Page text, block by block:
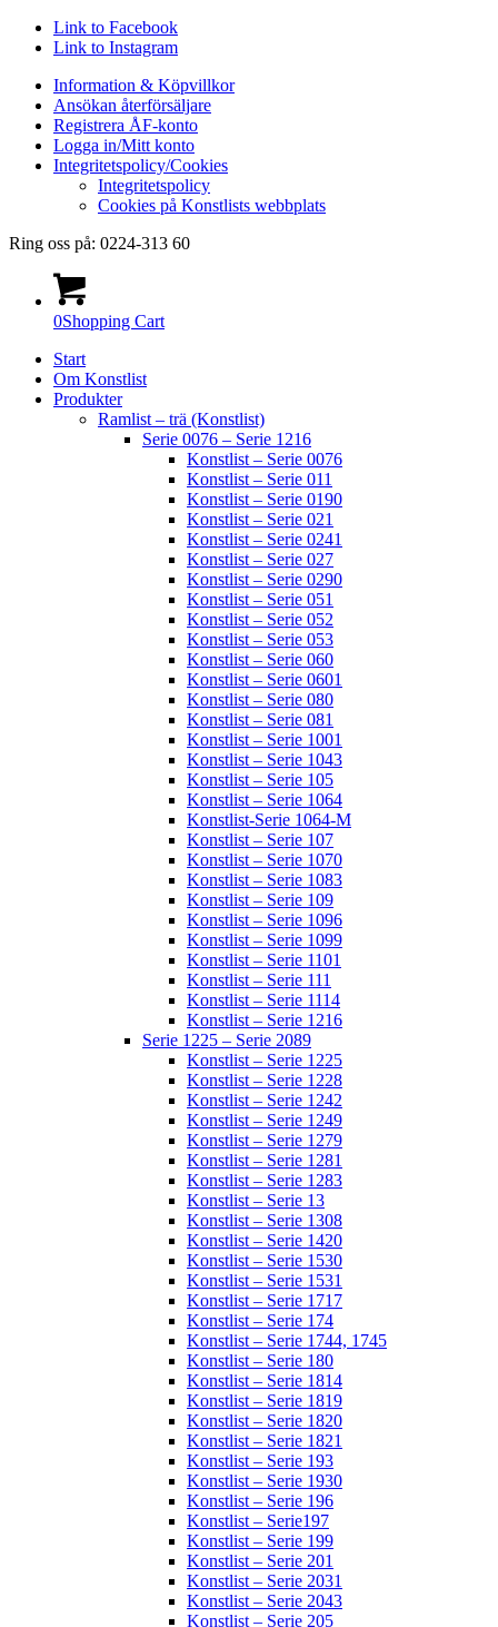
Link to Facebook
Link to Instagram
Information & Köpvillkor
Ansökan återförsäljare
Registrera ÅF-konto
Logga in/Mitt konto
Integritetspolicy/Cookies
Integritetspolicy
Cookies på Konstlists webbplats
Ring oss på: 0224-313 60
0Shopping Cart
Start
Om Konstlist
Produkter
Ramlist – trä (Konstlist)
Serie 0076 – Serie 1216
Konstlist – Serie 0076
Konstlist – Serie 011
Konstlist – Serie 0190
Konstlist – Serie 021
Konstlist – Serie 0241
Konstlist – Serie 027
Konstlist – Serie 0290
Konstlist – Serie 051
Konstlist – Serie 052
Konstlist – Serie 053
Konstlist – Serie 060
Konstlist – Serie 0601
Konstlist – Serie 080
Konstlist – Serie 081
Konstlist – Serie 1001
Konstlist – Serie 1043
Konstlist – Serie 105
Konstlist – Serie 1064
Konstlist-Serie 1064-M
Konstlist – Serie 107
Konstlist – Serie 1070
Konstlist – Serie 1083
Konstlist – Serie 109
Konstlist – Serie 1096
Konstlist – Serie 1099
Konstlist – Serie 1101
Konstlist – Serie 111
Konstlist – Serie 1114
Konstlist – Serie 1216
Serie 1225 – Serie 2089
Konstlist – Serie 1225
Konstlist – Serie 1228
Konstlist – Serie 1242
Konstlist – Serie 1249
Konstlist – Serie 1279
Konstlist – Serie 1281
Konstlist – Serie 1283
Konstlist – Serie 13
Konstlist – Serie 1308
Konstlist – Serie 1420
Konstlist – Serie 1530
Konstlist – Serie 1531
Konstlist – Serie 1717
Konstlist – Serie 174
Konstlist – Serie 1744, 1745
Konstlist – Serie 180
Konstlist – Serie 1814
Konstlist – Serie 1819
Konstlist – Serie 1820
Konstlist – Serie 1821
Konstlist – Serie 193
Konstlist – Serie 1930
Konstlist – Serie 196
Konstlist – Serie197
Konstlist – Serie 199
Konstlist – Serie 201
Konstlist – Serie 2031
Konstlist – Serie 2043
Konstlist – Serie 205